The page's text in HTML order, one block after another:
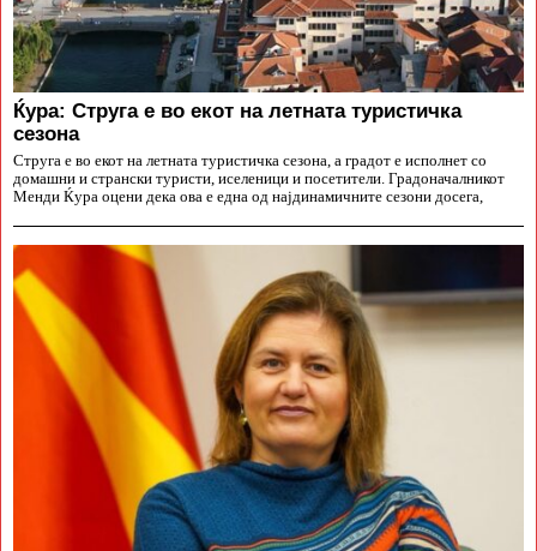
Ќура: Струга е во екот на летната туристичка
сезона
Струга е во екот на летната туристичка сезона, а градот е исполнет со
домашни и странски туристи, иселеници и посетители. Градоначалникот
Менди Ќура оцени дека ова е една од најдинамичните сезони досега,